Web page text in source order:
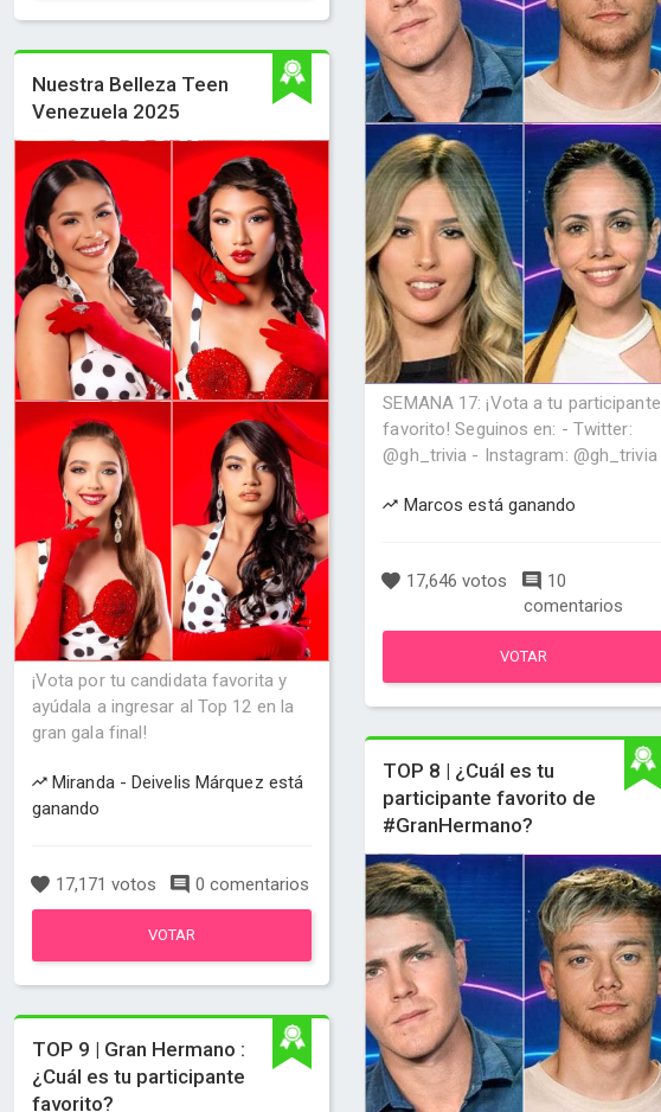
Nuestra Belleza Teen
Venezuela 2025
¡Vota por tu candidata favorita y
ayúdala a ingresar al Top 12 en la
gran gala final!
Miranda - Deivelis Márquez está
ganando
17,171 votos 0 comentarios
VOTAR
TOP 9 | Gran Hermano :
¿Cuál es tu participante
favorito?
SEMANA 17: ¡Vota a tu participante
favorito! Seguinos en: - Twitter:
@gh_trivia - Instagram: @gh_trivia
Marcos está ganando
17,646 votos
10
comentarios
VOTAR
TOP 8 | ¿Cuál es tu
participante favorito de
#GranHermano?